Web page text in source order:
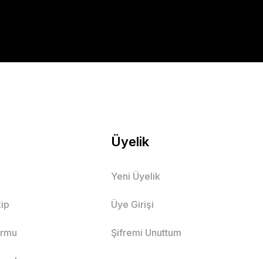
Üyelik
Yeni Üyelik
Üye Girişi
Şifremi Unuttum